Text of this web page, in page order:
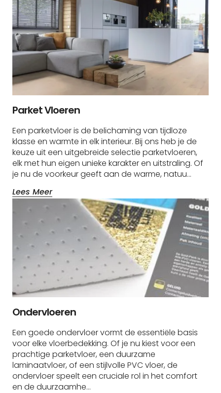
Parket Vloeren
Een parketvloer is de belichaming van tijdloze
klasse en warmte in elk interieur. Bij ons heb je de
keuze uit een uitgebreide selectie parketvloeren,
elk met hun eigen unieke karakter en uitstraling. Of
je nu de voorkeur geeft aan de warme, natuu…
Lees Meer
Ondervloeren
Een goede ondervloer vormt de essentiële basis
voor elke vloerbedekking. Of je nu kiest voor een
prachtige parketvloer, een duurzame
laminaatvloer, of een stijlvolle PVC vloer, de
ondervloer speelt een cruciale rol in het comfort
en de duurzaamhe…